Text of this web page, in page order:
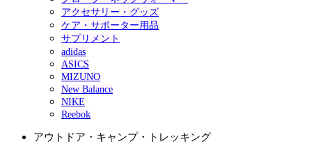
アクセサリー・グッズ
ケア・サポーター用品
サプリメント
adidas
ASICS
MIZUNO
New Balance
NIKE
Reebok
アウトドア・キャンプ・トレッキング